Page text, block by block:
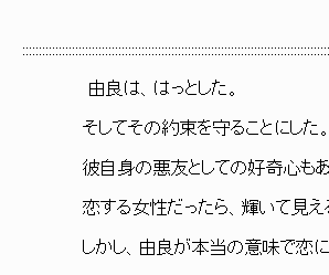
〈 |(⌒
^ヽ
由良は、はっとした。
そしてその約束を守ることにした。
彼自身の悪友としての好奇心もあっ
恋する女性だったら、輝いて見える
しかし、由良が本当の意味で恋に